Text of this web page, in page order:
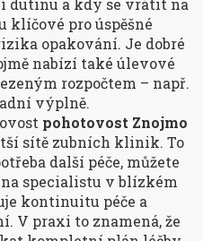
dutinu a kdy se vrátit na
klíčové pro úspěšné
opakování. Je dobré
nabízí také úlevové
rozpočtem – např.
výplně.
pohotovost Znojmo
sítě zubních klinik. To
další péče, můžete
specialistu v blízkém
kontinuitu péče a
V praxi to znamená, že